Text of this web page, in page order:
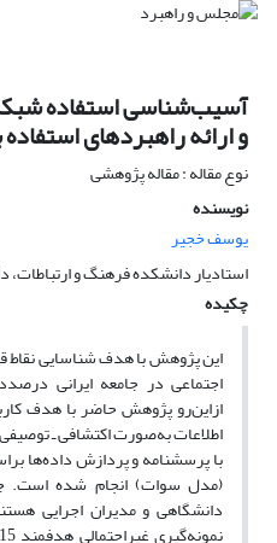
آسیب‌شناسی استفاده
و ارائه راهبردهای استفاده
نوع مقاله : مقاله پژوهشی
نویسنده
یوسف خجیر
استادیار دانشکده فرهنگ و ارتباطات،
چکیده
این پژوهش با هدف شناسایی
اجتماعی در جامعه ایرانی
ازاین‌رو پژوهش حاضر با هدف
اطلاعات به‌صورت اکتشافی ـ
با پرسشنامه و پردازش داده‌ها
(مدل سوات) انجام شده است.
دانشگاهی و مدیران اجرایی